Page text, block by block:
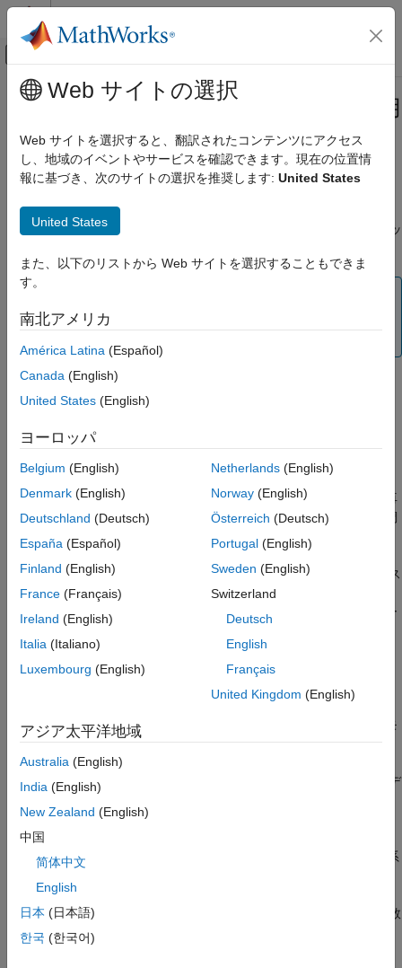
コンテンツへスキップ
オフキャンバス ナビゲーション メ
ドキュメンテーションのホーム
Simscape Electrical
めの Specialized Power Systems モデルの
アップグレード
spsConversionAssistant 関数の使用
モデルの手動更新
Simscape Electrical の詳細
メインコンテンツ
Simscape Electrical ブロックを使用
するための Specialized Power
Systems モデルのアップグレード
Specialized Power Systems ライブラリのブロックを使用するモ
デルをSimscape™ Electrical™
ブロックを使用するモデルにアッ
Specialized Power Systems ライブラリは R2026a で削除
Simscape Electricalでは、以下が可能です。
Simscape テクノロジーを使用して電力系統のモデル化、シ
ミュレーション、解析を行う。
シミュレーション前またはシミュレーション間にモデルを再
コンパイルすることなく変更できる実行時パラメーターを調
整する。
線形システムと線形スイッチド システムの両方、およびデス
クトップ シミュレーションとリアルタイム シミュレーショ
ンの両方でパフォーマンスを大規模に実現する拡張ソルバー
オプションを選択する。
方程式の構築を最適化して数値的なロバスト性を向上させ
単線表現を使用して三相システムをモデル化することで、モ
デルの構築を高速化し、モデルのレイアウトを向上させる。
線形スイッチド システムや非線形半導体スイッチなど、モデ
Simulink Fault Analyzer™
(非侵入型の故障のモデル化や体系
モデルをアップグレードするには、
関数
を使用するか、モデルを手動で更新します。
Web サイトの選択
Web サイトを選択すると、翻訳されたコンテンツにアクセス
し、地域のイベントやサービスを確認できます。現在の位置情
報に基づき、次のサイトの選択を推奨します: United States
United States
また、以下のリストから Web サイトを選択することもできま
す。
南北アメリカ
América Latina (Español)
Canada (English)
United States (English)
ヨーロッパ
Belgium (English)
Denmark (English)
Deutschland (Deutsch)
España (Español)
Finland (English)
France (Français)
Ireland (English)
Italia (Italiano)
Luxembourg (English)
Netherlands(English)
Norway(English)
Österreich (Deutsch)
Portugal(English)
Sweden (English)
Switzerland
Deutsch
English
Français
United Kingdom (English)
アジア太平洋地域
Australia (English)
India (English)
New Zealand (English)
中国
简体中文
English
日本 (日本語)
한국 (한국어)